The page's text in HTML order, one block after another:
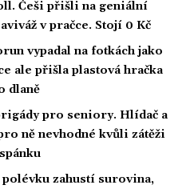
Češi přišli na geniální
v pračce. Stojí 0 Kč
vypadal na fotkách jako
ale přišla plastová hračka
dlaně
pro seniory. Hlídač a
ně nevhodné kvůli zátěži
zahustí surovina,